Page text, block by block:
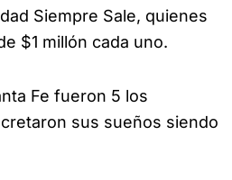
Siempre Sale, quienes
$1 millón cada uno.
Fe fueron 5 los
sus sueños siendo